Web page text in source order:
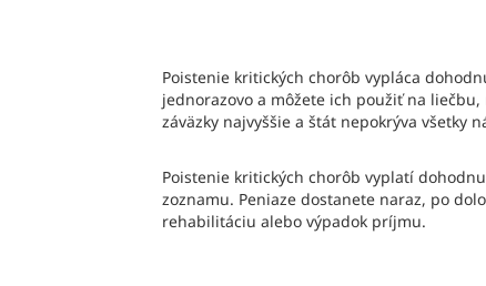
Poistenie kritických chorôb vypláca
jednorazovo a môžete ich použiť na
záväzky najvyššie a štát nepokrýva všetky
Poistenie kritických chorôb vyplatí
zoznamu. Peniaze dostanete naraz, po
rehabilitáciu alebo výpadok príjmu.